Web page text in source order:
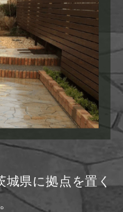
県に拠点を置く